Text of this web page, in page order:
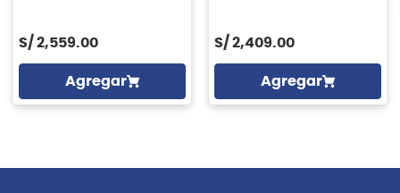
S/ 2,559.00
Agregar
S/ 2,409.00
Agregar